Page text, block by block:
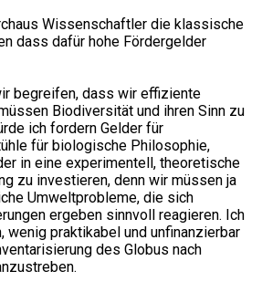
Wissenschaftler die klassische
dass dafür hohe Fördergelder
begreifen, dass wir effiziente
Biodiversität und ihren Sinn zu
ich fordern Gelder für
für biologische Philosophie,
in eine experimentell, theoretische
zu investieren, denn wir müssen ja
Umweltprobleme, die sich
ergeben sinnvoll reagieren. Ich
wenig praktikabel und unfinanzierbar
des Globus nach